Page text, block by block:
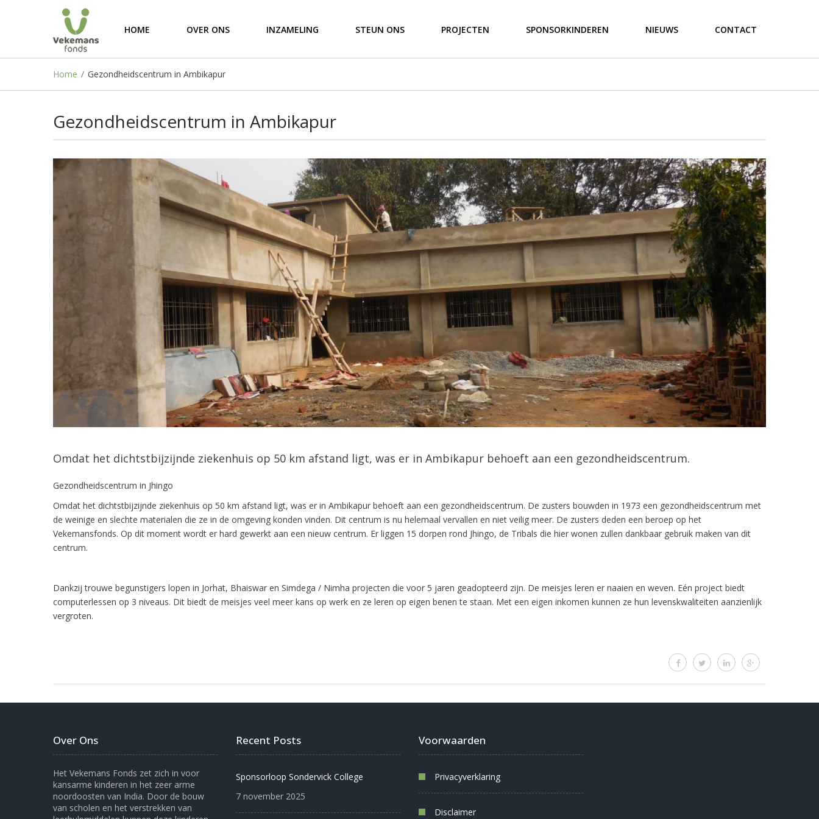
HOME OVER ONS INZAMELING STEUN ONS PROJECTEN SPONSORKINDEREN NIEUWS CONTACT
Home / Gezondheidscentrum in Ambikapur
Gezondheidscentrum in Ambikapur
Omdat het dichtstbijzijnde ziekenhuis op 50 km afstand ligt, was er in Ambikapur behoeft aan een gezondheidscentrum.
Gezondheidscentrum in Jhingo
Omdat het dichtstbijzijnde ziekenhuis op 50 km afstand ligt, was er in Ambikapur behoeft aan een gezondheidscentrum. De zusters bouwden in 1973 een gezondheidscentrum met
de weinige en slechte materialen die ze in de omgeving konden vinden. Dit centrum is nu helemaal vervallen en niet veilig meer. De zusters deden een beroep op het
Vekemansfonds. Op dit moment wordt er hard gewerkt aan een nieuw centrum. Er liggen 15 dorpen rond Jhingo, de Tribals die hier wonen zullen dankbaar gebruik maken van dit
centrum.
Dankzij trouwe begunstigers lopen in Jorhat, Bhaiswar en Simdega / Nimha projecten die voor 5 jaren geadopteerd zijn. De meisjes leren er naaien en weven. Eén project biedt
computerlessen op 3 niveaus. Dit biedt de meisjes veel meer kans op werk en ze leren op eigen benen te staan. Met een eigen inkomen kunnen ze hun levenskwaliteiten aanzienlijk
vergroten.
Over Ons
Het Vekemans Fonds zet zich in voor
kansarme kinderen in het zeer arme
noordoosten van India. Door de bouw
van scholen en het verstrekken van
Recent Posts
Sponsorloop Sondervick College
7 november 2025
Voorwaarden
Privacyverklaring
Disclaimer